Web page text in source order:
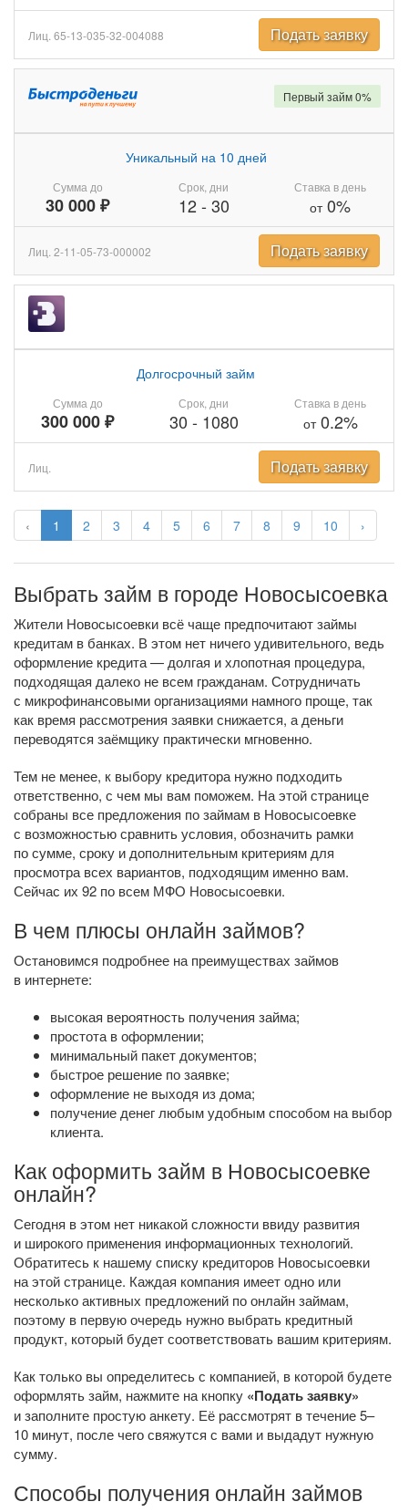
‹ 1 2 3 4 5 6 7 8 9 10 ›
Лиц. 65-13-035-32-004088 Подать заявку
Сумма до
30 000 ₽
Уникальный на 10 дней
Срок, дни
12- 30
Ставка в день
от0%
Первый займ 0%
Лиц. 2-11-05-73-000002 Подать заявку
Сумма до
300 000 ₽
Долгосрочный займ
Срок, дни
30 - 1080
Ставка в день
от0.2%
Лиц. Подать заявку
Выбрать займ в городе Новосысоевка
Жители Новосысоевки всё чаще предпочитают займы
кредитам в банках. В этом нет ничего удивительного, ведь
оформление кредита — долгая и хлопотная процедура,
подходящая далеко не всем гражданам. Сотрудничать
с микрофинансовыми организациями намного проще, так
как время рассмотрения заявки снижается, а деньги
переводятся заёмщику практически мгновенно.
Тем не менее, к выбору кредитора нужно подходить
ответственно, с чем мы вам поможем. На этой странице
собраны все предложения по займам в Новосысоевке
с возможностью сравнить условия, обозначить рамки
по сумме, сроку и дополнительным критериям для
просмотра всех вариантов, подходящим именно вам.
Сейчас их 92 по всем МФО Новосысоевки.
В чем плюсы онлайн займов?
Остановимся подробнее на преимуществах займов
в интернете:
высокая вероятность получения займа;
простота в оформлении;
минимальный пакет документов;
быстрое решение по заявке;
оформление не выходя из дома;
получение денег любым удобным способом на выбор
клиента.
Как оформить займ в Новосысоевке
онлайн?
Сегодня в этом нет никакой сложности ввиду развития
и широкого применения информационных технологий.
Обратитесь к нашему списку кредиторов Новосысоевки
на этой странице. Каждая компания имеет одно или
несколько активных предложений по онлайн займам,
поэтому в первую очередь нужно выбрать кредитный
продукт, который будет соответствовать вашим критериям.
Как только вы определитесь с компанией, в которой будете
оформлять займ, нажмите на кнопку «Подать заявку»
и заполните простую анкету. Её рассмотрят в течение 5–
10 минут, после чего свяжутся с вами и выдадут нужную
сумму.
Способы получения онлайн займов